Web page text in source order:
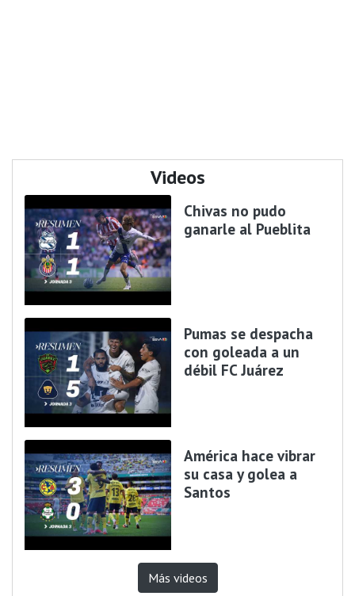
Videos
Chivas no pudo
ganarle al Pueblita
Pumas se despacha
con goleada a un
débil FC Juárez
América hace vibrar
su casa y golea a
Santos
Más videos